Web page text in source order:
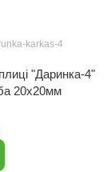
karkas-4
"Даринка-4"
20х20мм